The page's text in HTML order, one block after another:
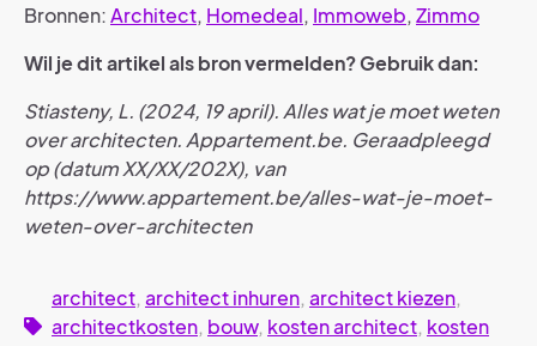
Bronnen:Architect, Homedeal, Immoweb, Zimmo
Wil je dit artikel als bron vermelden? Gebruik dan:
Stiasteny, L. (2024, 19 april). Alles wat je moet weten
over architecten. Appartement.be. Geraadpleegd
op (datum XX/XX/202X), van
https://www.appartement.be/alles-wat-je-moet-
weten-over-architecten
architect, architect inhuren, architect kiezen,
architectkosten, bouw, kosten architect, kosten